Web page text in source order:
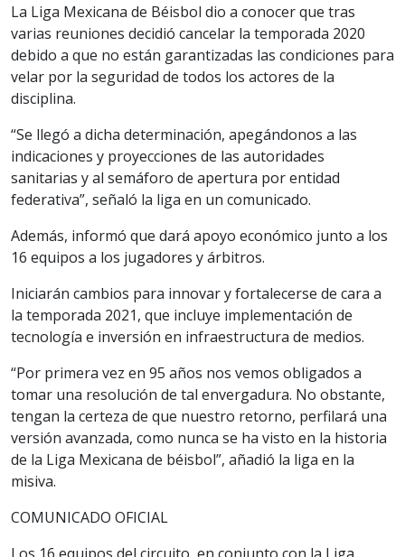
La Liga Mexicana de Béisbol dio a conocer que tras
varias reuniones decidió cancelar la temporada 2020
debido a que no están garantizadas las condiciones para
velar por la seguridad de todos los actores de la
disciplina.
“Se llegó a dicha determinación, apegándonos a las
indicaciones y proyecciones de las autoridades
sanitarias y al semáforo de apertura por entidad
federativa”, señaló la liga en un comunicado.
Además, informó que dará apoyo económico junto a los
16 equipos a los jugadores y árbitros.
Iniciarán cambios para innovar y fortalecerse de cara a
la temporada 2021, que incluye implementación de
tecnología e inversión en infraestructura de medios.
“Por primera vez en 95 años nos vemos obligados a
tomar una resolución de tal envergadura. No obstante,
tengan la certeza de que nuestro retorno, perfilará una
versión avanzada, como nunca se ha visto en la historia
de la Liga Mexicana de béisbol”, añadió la liga en la
misiva.
COMUNICADO OFICIAL